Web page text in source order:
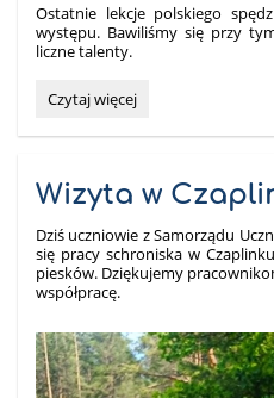
Ostatnie lekcje polskiego
występu. Bawiliśmy się przy
liczne talenty.
Książę
żony:
Czytaj więcej
Wizyta w
Dziś uczniowie z Samorządu
się pracy schroniska w
piesków. Dziękujemy
współpracę.